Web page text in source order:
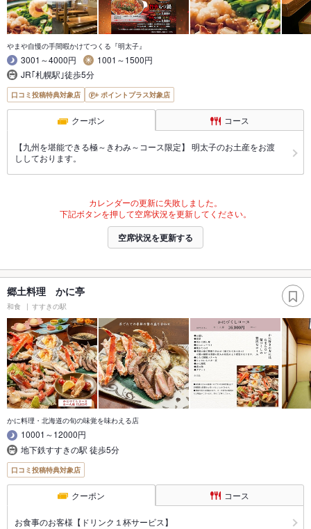
やまや自慢の手間暇かけてつくる『明太子』
3001～4000円
1001～1500円
JR｢札幌駅｣徒歩5分
口コミ投稿特典対象店 ポイントプラス対象店
クーポン コース
【九州を堪能できる極～きわみ～コース限定】 明太子のお土産をお渡
ししております。
カレンダーの更新に失敗しました。
下記ボタンを押して空席状況を更新してください。
空席状況を更新する
郷土料理 かに亭
和食 すすきの駅
かに料理・北海道の旬の味覚を味わえる店
10001～12000円
地下鉄すすきの駅 徒歩5分
口コミ投稿特典対象店
クーポン コース
お食事のお客様【ドリンク１杯サービス】